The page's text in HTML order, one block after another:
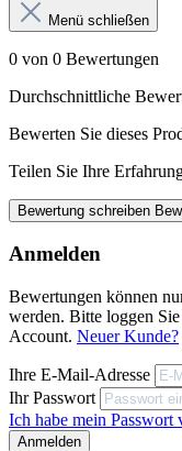
Menü schließen
0 von 0 Bewertungen
Durchschnittliche
Bewerten Sie dieses
Teilen Sie Ihre
Bewertung schreiben
Anmelden
Bewertungen können
werden. Bitte loggen
Account. Neuer Kunde?
Ihre E-Mail-Adresse
Ihr Passwort
Ich habe mein Passwort
Anmelden